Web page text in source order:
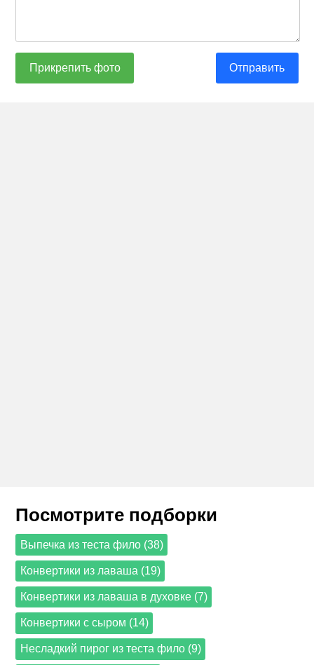
Прикрепить фото Отправить
Посмотрите подборки
Выпечка из теста фило (38)
Конвертики из лаваша (19)
Конвертики из лаваша в духовке (7)
Конвертики с сыром (14)
Несладкий пирог из теста фило (9)